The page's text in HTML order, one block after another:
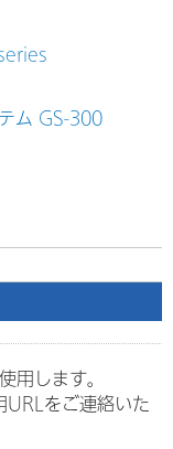
ム GS-300
します。
URLをご連絡いた